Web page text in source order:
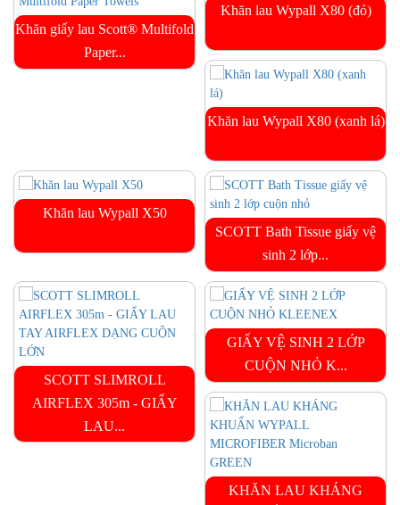
Khăn giấy lau Scott® Multifold
Paper...
Khăn lau Wypall X80 (đỏ)
Khăn lau Wypall X80 (xanh lá)
Khăn lau Wypall X50
SCOTT Bath Tissue giấy vệ
sinh 2 lớp...
SCOTT SLIMROLL
AIRFLEX 305m - GIẤY
LAU...
GIẤY VỆ SINH 2 LỚP
CUỘN NHỎ K...
KHĂN LAU KHÁNG